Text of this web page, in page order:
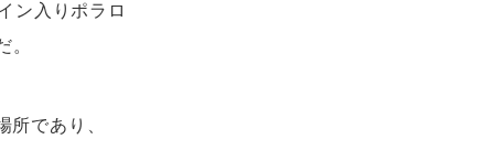
ン入りポラロ
。
であり、